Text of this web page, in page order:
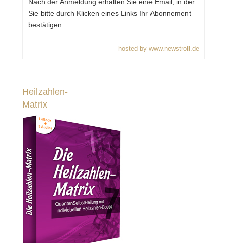
Sie bitte durch Klicken eines Links Ihr Abonnement
bestätigen.
hosted by www.newstroll.de
Heilzahlen-
Matrix